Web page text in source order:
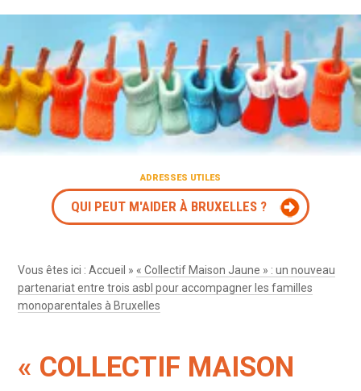
ADRESSES UTILES
QUI PEUT M'AIDER À BRUXELLES ?
Vous êtes ici :Accueil » « Collectif Maison Jaune » : un nouveau
partenariat entre trois asbl pour accompagner les familles
monoparentales à Bruxelles
« COLLECTIF MAISON